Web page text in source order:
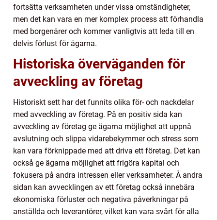
fortsätta verksamheten under vissa omständigheter,
men det kan vara en mer komplex process att förhandla
med borgenärer och kommer vanligtvis att leda till en
delvis förlust för ägarna.
Historiska överväganden för
avveckling av företag
Historiskt sett har det funnits olika för- och nackdelar
med avveckling av företag. På en positiv sida kan
avveckling av företag ge ägarna möjlighet att uppnå
avslutning och slippa vidarebekymmer och stress som
kan vara förknippade med att driva ett företag. Det kan
också ge ägarna möjlighet att frigöra kapital och
fokusera på andra intressen eller verksamheter. Å andra
sidan kan avvecklingen av ett företag också innebära
ekonomiska förluster och negativa påverkningar på
anställda och leverantörer, vilket kan vara svårt för alla